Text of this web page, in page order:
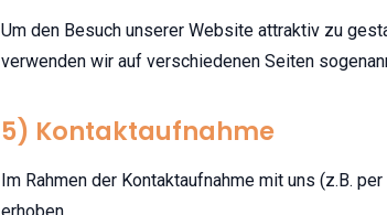
Um den Besuch unserer Website attraktiv zu
verwenden wir auf verschiedenen Seiten
5) Kontaktaufnahme
Im Rahmen der Kontaktaufnahme mit uns (z.B.